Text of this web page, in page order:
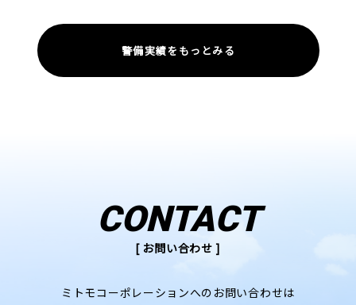
警備実績をもっとみる
CONTACT
[ お問い合わせ ]
ミトモコーポレーションへのお問い合わせは